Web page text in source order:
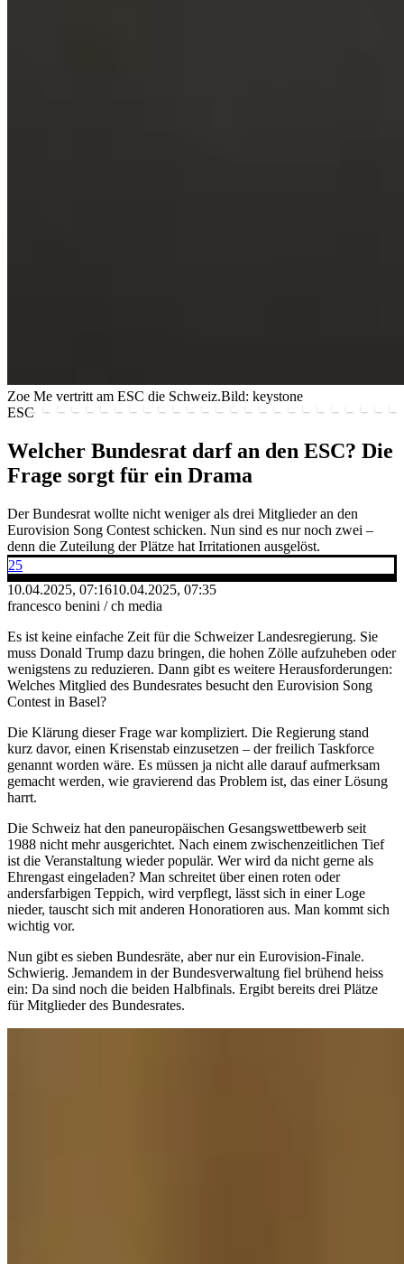
Zoe Me vertritt am ESC die Schweiz.Bild: keystone
ESC
Welcher Bundesrat darf an den ESC? Die
Frage sorgt für ein Drama
Der Bundesrat wollte nicht weniger als drei Mitglieder an den
Eurovision Song Contest schicken. Nun sind es nur noch zwei –
denn die Zuteilung der Plätze hat Irritationen ausgelöst.
25
10.04.2025, 07:1610.04.2025, 07:35
francesco benini / ch media
Es ist keine einfache Zeit für die Schweizer Landesregierung. Sie
muss Donald Trump dazu bringen, die hohen Zölle aufzuheben oder
wenigstens zu reduzieren. Dann gibt es weitere Herausforderungen:
Welches Mitglied des Bundesrates besucht den Eurovision Song
Contest in Basel?
Die Klärung dieser Frage war kompliziert. Die Regierung stand
kurz davor, einen Krisenstab einzusetzen – der freilich Taskforce
genannt worden wäre. Es müssen ja nicht alle darauf aufmerksam
gemacht werden, wie gravierend das Problem ist, das einer Lösung
harrt.
Die Schweiz hat den paneuropäischen Gesangswettbewerb seit
1988 nicht mehr ausgerichtet. Nach einem zwischenzeitlichen Tief
ist die Veranstaltung wieder populär. Wer wird da nicht gerne als
Ehrengast eingeladen? Man schreitet über einen roten oder
andersfarbigen Teppich, wird verpflegt, lässt sich in einer Loge
nieder, tauscht sich mit anderen Honoratioren aus. Man kommt sich
wichtig vor.
Nun gibt es sieben Bundesräte, aber nur ein Eurovision-Finale.
Schwierig. Jemandem in der Bundesverwaltung fiel brühend heiss
ein: Da sind noch die beiden Halbfinals. Ergibt bereits drei Plätze
für Mitglieder des Bundesrates.